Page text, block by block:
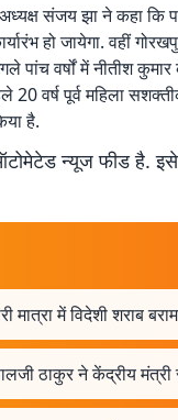
संजय झा ने कहा कि
हो जायेगा. वहीं
पांच वर्षों में नीतीश
20 वर्ष पूर्व महिला
है.
न्यूज फीड है.
मात्रा में विदेशी शराब
ठाकुर ने केंद्रीय